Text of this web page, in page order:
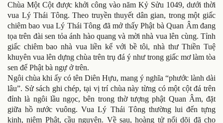
Chùa Một Cột được khởi công vào năm Kỷ Sửu 1049, dưới thời
vua Lý Thái Tông. Theo truyền thuyết dân gian, trong một giấc
chiêm bao vua Lý Thái Tông đã mở thấy Phật bà Quan Âm đang
tọa trên đài sen tỏa ánh hào quang và mời nhà vua lên cùng. Tỉnh
giấc chiêm bao nhà vua liền kể với bề tôi, nhà thư Thiền Tuệ
khuyên vua lên dựng chùa trên trụ đá ý như trong giấc mơ làm tòa
sen để Phật bà ngự ở trên.
Ngôi chùa khi ấy có tên Diên Hựu, mang ý nghĩa “phước lành dài
lâu”. Sử sách ghi chép, tại vị trí chùa này từng có một cột đá trên
đỉnh là ngôi lầu ngọc, bên trong thờ tượng phật Quan Âm, đặt
giữa hồ nước vuông. Vua Lý Thái Tông thường lui đến tựng
kinh, niệm Phật, cầu nguyện. Về sau, hoàng tử nối dõi đã cho